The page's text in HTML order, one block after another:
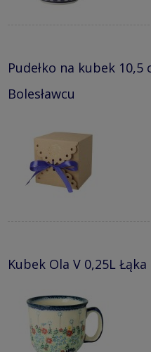
Pudełko na kubek
Bolesławcu
Kubek Ola V 0,25L Łąka